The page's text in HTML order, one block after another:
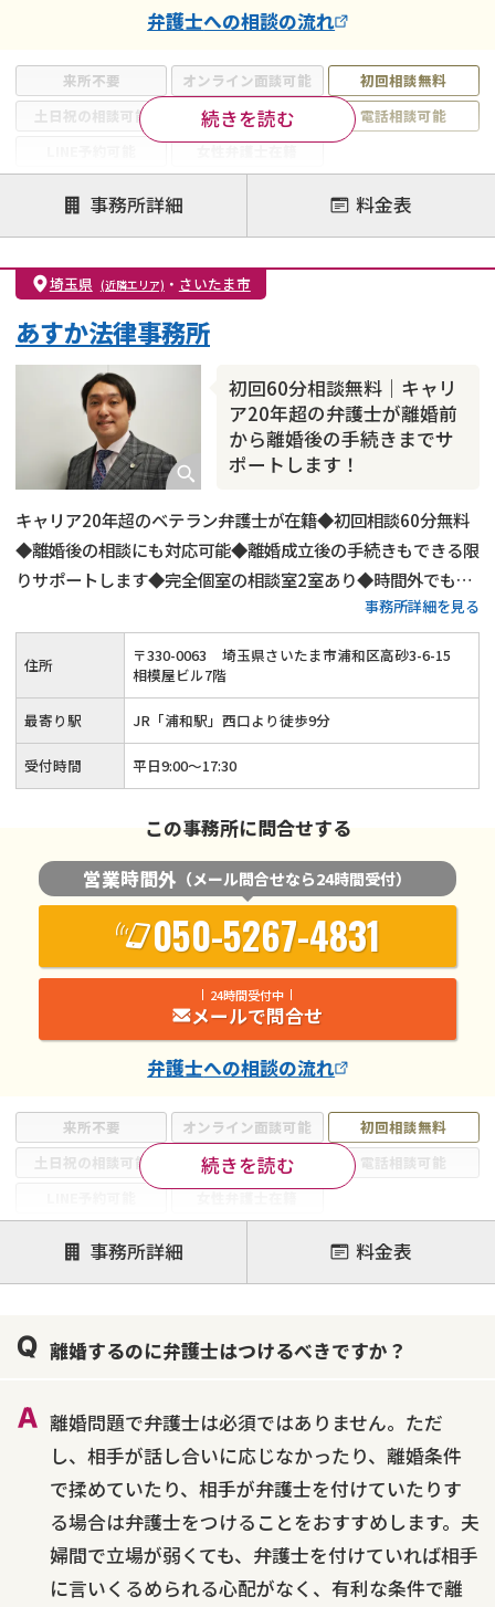
来所不要 オンライン面談可能
初回相談無料
土日祝の相談可能
19時以降電話可能
電話相談可能
注力案件
離婚前相談
離婚調停
離婚裁判
親権・面会交流権
DV
モラハラ
不貞・不倫慰謝料請求
国際離婚
財産分与
続きを読む
弁護士への相談の流れ
事務所詳細 料金表
埼玉県 (近隣エリア) ・ さいたま市
初回60分相談無料｜キャリ
ア20年超の弁護士が離婚前
から離婚後の手続きまでサ
ポートします！
あすか法律事務所
キャリア20年超のベテラン弁護士が在籍◆初回相談60分無料
◆離婚後の相談にも対応可能◆離婚成立後の手続きもできる限
りサポートします◆完全個室の相談室2室あり◆時間外でも相
談対応可能（要予約）◆JR「浦和駅」西口より徒歩9分
事務所詳細を見る
来所不要 オンライン面談可能
初回相談無料
土日祝の相談可能
19時以降電話可能
電話相談可能
注力案件
離婚前相談
離婚調停
離婚裁判
不貞・不倫慰謝料請求
国際離婚
養育費問題
続きを読む
住所 〒330-0063
埼玉県さいたま市浦和区高砂3-6-15
相模屋ビル7階
最寄り駅 JR「浦和駅」西口より徒歩9分
受付時間 平日9:00～17:30
この事務所に問合せする
営業時間外 （メール問合せなら24時間受付）
050-5267-4831
24時間受付中
メールで問合せ
弁護士への相談の流れ
事務所詳細 料金表
離婚するのに弁護士はつけるべきですか？
離婚問題で弁護士は必須ではありません。ただ
し、相手が話し合いに応じなかったり、離婚条件
で揉めていたり、相手が弁護士を付けていたりす
る場合は弁護士をつけることをおすすめします。夫
婦間で立場が弱くても、弁護士を付けていれば相手
に言いくるめられる心配がなく、有利な条件で離